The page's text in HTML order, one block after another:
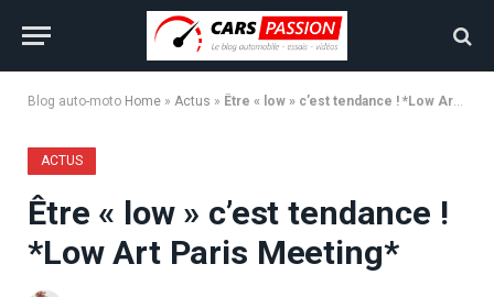
Blog auto-moto Home » Actus » Être « low » c’est tendance ! *Low Art Paris Meeting*
ACTUS
Être « low » c’est tendance !
*Low Art Paris Meeting*